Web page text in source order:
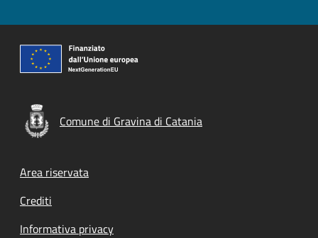
Comune di Gravina di Catania
Footer menu
Area riservata
Crediti
Informativa privacy